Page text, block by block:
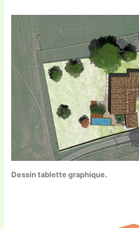
Dessin tablette graphique.